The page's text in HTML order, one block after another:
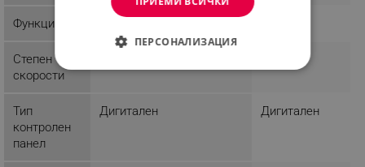
Функции
Степен
скорости
Тип
контролен
панел
Дигитален Дигитален
ПЕРСОНАЛИЗАЦИЯ
СТРОГО НЕОБХОДИМО
ЕФЕКТИВНОСТ